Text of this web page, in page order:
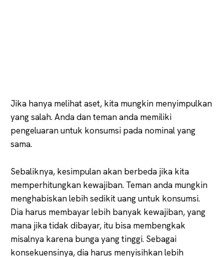
Jika hanya melihat aset, kita mungkin menyimpulkan
yang salah. Anda dan teman anda memiliki
pengeluaran untuk konsumsi pada nominal yang
sama.
Sebaliknya, kesimpulan akan berbeda jika kita
memperhitungkan kewajiban. Teman anda mungkin
menghabiskan lebih sedikit uang untuk konsumsi.
Dia harus membayar lebih banyak kewajiban, yang
mana jika tidak dibayar, itu bisa membengkak
misalnya karena bunga yang tinggi. Sebagai
konsekuensinya, dia harus menyisihkan lebih